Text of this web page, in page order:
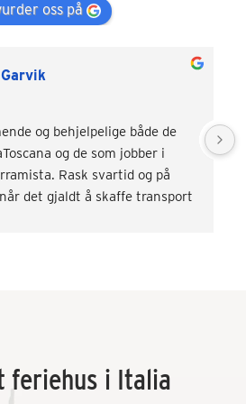
oss på
og behjelpelige både de
og de som jobber i
Rask svartid og på
det gjaldt å skaffe transport
feriehus i Italia